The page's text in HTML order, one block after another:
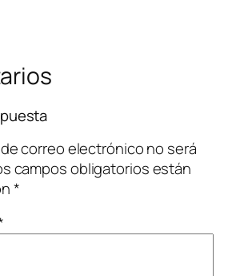
correo electrónico no será
campos obligatorios están
*